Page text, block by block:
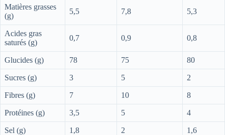
Matières grasses
(g)
5,5 7,8 5,3
Acides gras
saturés (g)
0,7 0,9 0,8
Glucides (g) 78 75 80
Sucres (g) 3 5 2
Fibres (g) 7 10 8
Protéines (g) 3,5 5 4
Sel (g) 1,8 2
1,6